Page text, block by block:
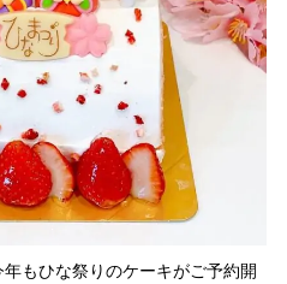
年もひな祭りのケーキがご予約開